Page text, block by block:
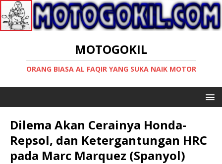
MOTOGOKIL
ORANG BIASA AL FAQIR YANG SUKA NAIK MOTOR
Dilema Akan Cerainya Honda-
Repsol, dan Ketergantungan HRC
pada Marc Marquez (Spanyol)